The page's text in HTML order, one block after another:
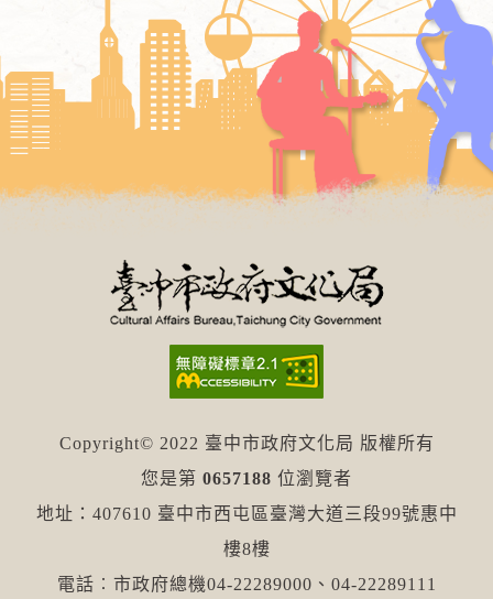
Copyright© 2022 臺中市政府文化局 版權所有
您是第 0657188 位瀏覽者
地址：407610 臺中市西屯區臺灣大道三段99號惠中
樓8樓
電話︰市政府總機04-22289000、04-22289111